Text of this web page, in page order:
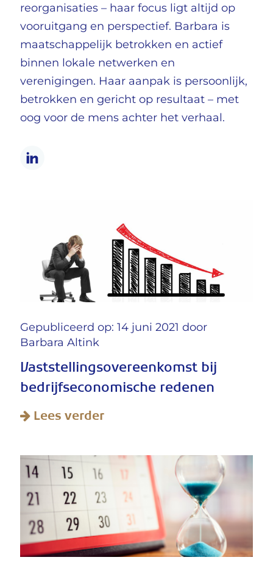
reorganisaties – haar focus ligt altijd op
vooruitgang en perspectief. Barbara is
maatschappelijk betrokken en actief
binnen lokale netwerken en
verenigingen. Haar aanpak is persoonlijk,
betrokken en gericht op resultaat – met
oog voor de mens achter het verhaal.
Gepubliceerd op: 14 juni 2021 door
Barbara Altink
Vaststellingsovereenkomst bij
bedrijfseconomische redenen
Lees verder